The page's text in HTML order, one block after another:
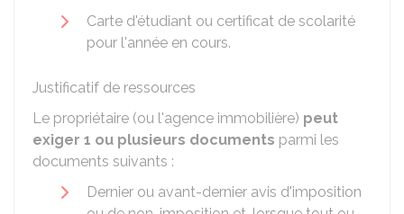
Carte d'étudiant ou certificat de scolarité
pour l'année en cours.
Justificatif de ressources
Le propriétaire (ou l'agence immobilière) peut
exiger 1 ou plusieurs documents parmi les
documents suivants :
Dernier ou avant-dernier avis d'imposition